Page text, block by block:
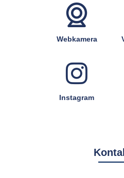
Webkamera
Instagram